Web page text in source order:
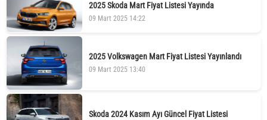
2025 Skoda Mart Fiyat Listesi Yayında
09 Mart 2025 14:22
2025 Volkswagen Mart Fiyat Listesi Yayınlandı
09 Mart 2025 13:40
Skoda 2024 Kasım Ayı Güncel Fiyat Listesi